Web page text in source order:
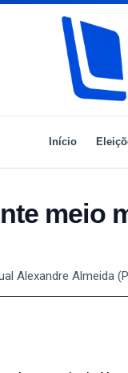
Início
meio
Alexandre Almeida